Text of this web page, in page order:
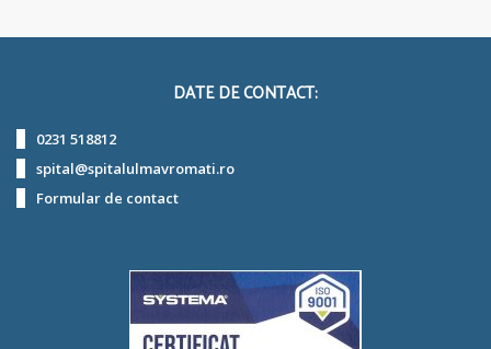
DATE DE CONTACT:
0231 518812
spital@spitalulmavromati.ro
Formular de contact